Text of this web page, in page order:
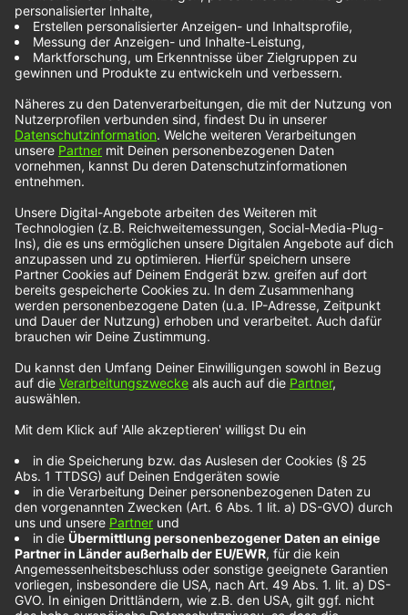
hat der Song aber eine positive Botschaft: „Trotz
alledem ist das Leben schön und ich denke, dass
unsere Ziellosigkeit und unsere Unbedeutsamkeit
uns das größte Maß an Freiheit geben.
Gesellschaft, Kultur, Regeln, Gesetze – das sind
alles Konstrukte.“, so Baby Queen. Übrigens: Die
Musikvideos der Singles„Dream Girl“und„We Can
Be Anything“
Kurzfilm, der die Message des Songs noch besser
unterstreicht.
Noch mehr NOXX Künstler entdeckst du unter
diesem Link
den YouTube Video-Service zu
laden!
Wir verwenden einen Service eines
Drittanbieters, um Videoinhalte einzubetten.
Dieser Service kann Daten zu Ihren Aktivitäten
sammeln. Bitte lesen Sie die Details durch und
stimmen Sie der Nutzung des Service zu, um
dieses Video anzusehen.
Mehr Informationen